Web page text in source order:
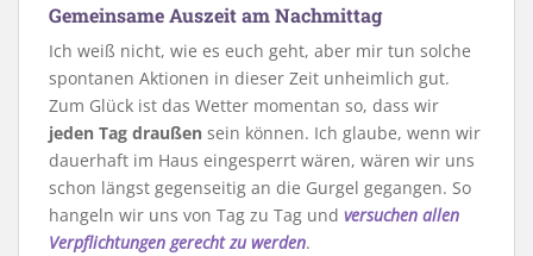
Gemeinsame Auszeit am Nachmittag
Ich weiß nicht, wie es euch geht, aber mir tun solche
spontanen Aktionen in dieser Zeit unheimlich gut.
Zum Glück ist das Wetter momentan so, dass wir
jeden Tag draußen sein können. Ich glaube, wenn wir
dauerhaft im Haus eingesperrt wären, wären wir uns
schon längst gegenseitig an die Gurgel gegangen. So
hangeln wir uns von Tag zu Tag und versuchen allen
Verpflichtungen gerecht zu werden.